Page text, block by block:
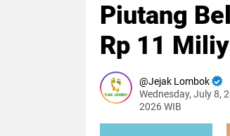
Piutang
Rp 11
Jejak Lombok
Wednesday, July 8,
2026 WIB